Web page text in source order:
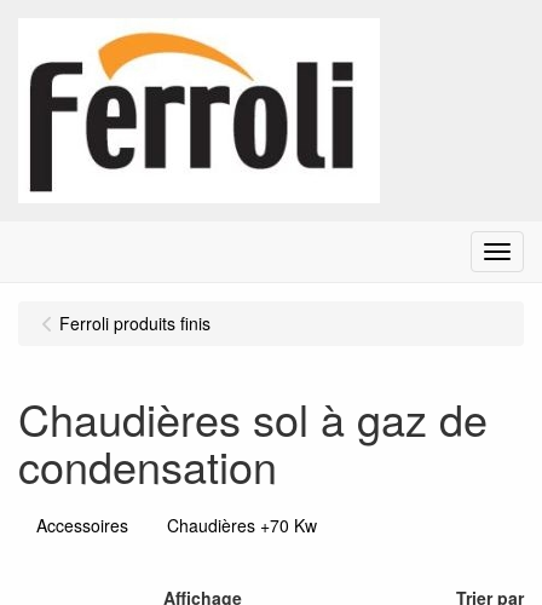
Menu
Ferroli produits finis
Chaudières sol à gaz de
condensation
Accessoires Chaudières +70 Kw
Affichage Trier par